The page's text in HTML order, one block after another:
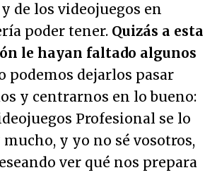
de los videojuegos en
poder tener. Quizás a esta
le hayan faltado algunos
podemos dejarlos pasar
y centrarnos en lo bueno:
Profesional se lo
y yo no sé vosotros,
ver qué nos prepara